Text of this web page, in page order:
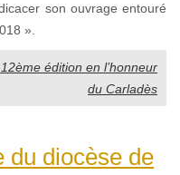
son ouvrage entouré
».
édition en l’honneur
du Carladès
du diocèse de